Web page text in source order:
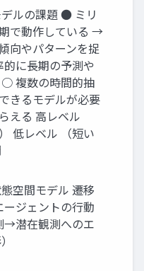
ルの課題 ● ミリ
で動作している →
向やパターンを捉
に長期の予測や
複数の時間的抽
きるモデルが必要
える 高レベル
低レベル （短い
空間モデル 遷移
ジェントの行動
潜在観測へのエ